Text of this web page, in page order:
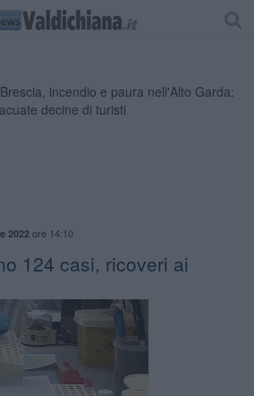
2022ore 14:10
124 casi, ricoveri ai